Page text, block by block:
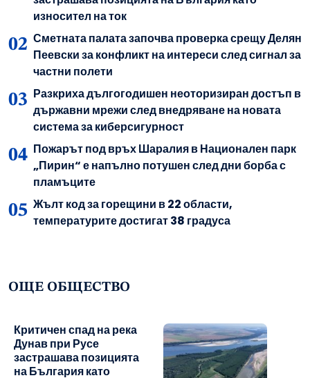
износител на ток
Сметната палата започва проверка срещу Делян
Пеевски за конфликт на интереси след сигнал за
частни полети
Разкриха дългогодишен неоторизиран достъп в
държавни мрежи след внедряване на новата
система за киберсигурност
Пожарът под връх Шаралия в Национален парк
„Пирин“ е напълно потушен след дни борба с
пламъците
Жълт код за горещини в 22 области,
температурите достигат 38 градуса
ОЩЕ ОБЩЕСТВО
Критичен спад на река
Дунав при Русе
застрашава позицията
на България като